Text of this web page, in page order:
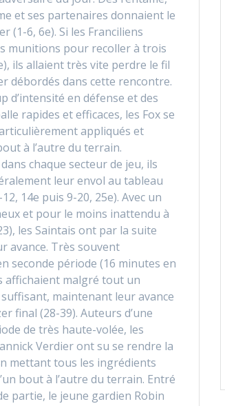
et ses partenaires donnaient le
(1-6, 6e). Si les Franciliens
munitions pour recoller à trois
ils allaient très vite perdre le fil
débordés dans cette rencontre.
d’intensité en défense et des
rapides et efficaces, les Fox se
appliqués et
à l’autre du terrain.
chaque secteur de jeu, ils
leur envol au tableau
14e puis 9-20, 25e). Avec un
et pour le moins inattendu à
les Saintais ont par la suite
avance. Très souvent
seconde période (16 minutes en
affichaient malgré tout un
maintenant leur avance
final (28-39). Auteurs d’une
de très haute-volée, les
Verdier ont su se rendre la
mettant tous les ingrédients
bout à l’autre du terrain. Entré
partie, le jeune gardien Robin